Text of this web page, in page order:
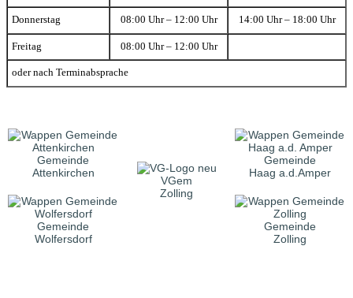
Donnerstag 08:00 Uhr – 12:00 Uhr 14:00 Uhr – 18:00 Uhr
Freitag 08:00 Uhr – 12:00 Uhr
oder nach Terminabsprache
Gemeinde
Attenkirchen
VGem
Zolling
Gemeinde
Haag a.d.Amper
Gemeinde
Wolfersdorf
Gemeinde
Zolling